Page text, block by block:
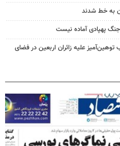
به خط شدند
جنگ پهپادی آماده نیست
علیه زائران اربعین در فضای